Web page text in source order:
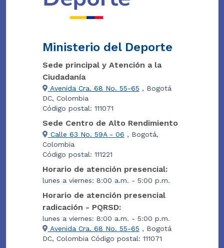
Ministerio del Deporte
Sede principal y Atención a la
Ciudadanía
Avenida Cra. 68 No. 55-65 , Bogotá
DC, Colombia
Código postal: 111071
Sede Centro de Alto Rendimiento
Calle 63 No. 59A - 06 , Bogotá,
Colombia
Código postal: 111221
Horario de atención presencial:
lunes a viernes: 8:00 a.m. - 5:00 p.m.
Horario de atención presencial
radicación - PQRSD:
lunes a viernes: 8:00 a.m. - 5:00 p.m.
Avenida Cra. 68 No. 55-65 , Bogotá
DC, Colombia Código postal: 111071